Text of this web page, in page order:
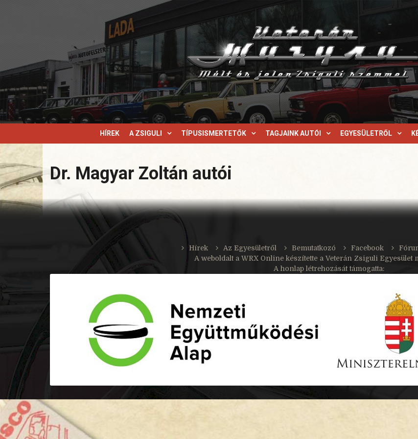
HÍREK A ZSIGULI TÍPUSISMERTETŐK TAGJAINK AUTÓI EGYESÜLETRŐL
Dr. Magyar Zoltán autói
Hírek Az Egyesületről Bemutatkozó Facebook
A weboldalt a WRX Online készítette a Veterán Zsiguli Egyesület
A honlap létrehozását támogatta: